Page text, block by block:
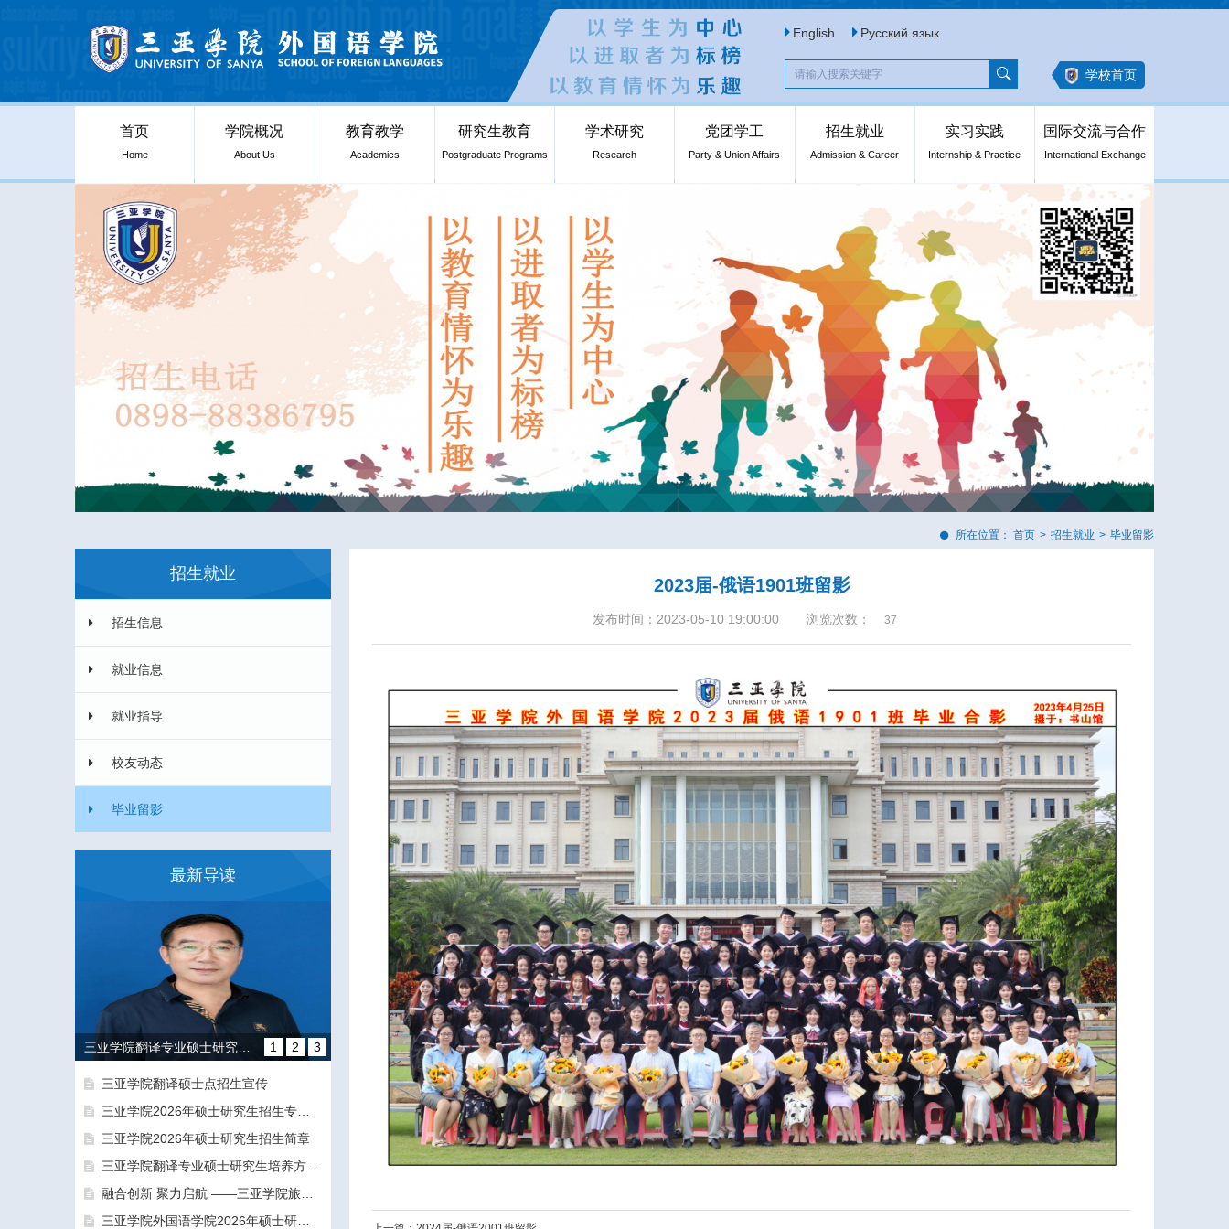
English Русский язык
学校首页
首页
Home
学院概况
About Us
教育教学
Academics
研究生教育
Postgraduate Programs
学术研究
Research
党团学工
Party & Union Affairs
招生就业
Admission & Career
实习实践
Internship & Practice
国际交流与合作
International Exchange
所在位置： 首页 > 招生就业 > 毕业留影
招生就业
招生信息
就业信息
就业指导
校友动态
毕业留影
最新导读
1 2 3
三亚学院翻译硕士点招生宣传
三亚学院2026年硕士研究生招生专业目录及参考书目
三亚学院2026年硕士研究生招生简章
三亚学院翻译专业硕士研究生培养方向和导师团队介绍
融合创新 聚力启航 ——三亚学院旅游与大健康学院正式揭牌成立
三亚学院外国语学院2026年硕士研究生拟录取名单公示公告（一志愿）
2023届-俄语1901班留影
发布时间：2023-05-10 19:00:00 浏览次数： 37